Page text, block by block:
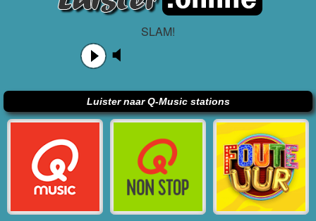
SLAM!
Luister naar Q-Music stations